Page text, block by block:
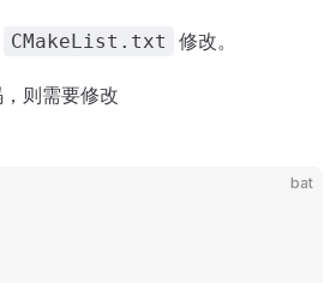
CMakeList.txt 修改。
则需要修改
bat